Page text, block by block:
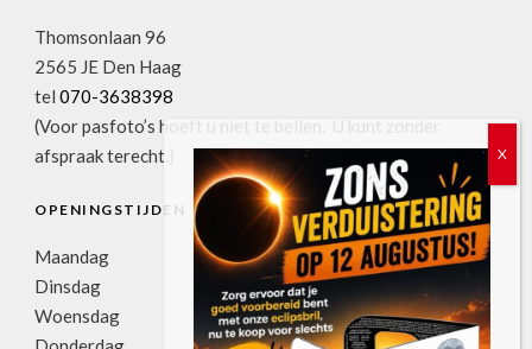
Thomsonlaan 96
2565 JE Den Haag
tel 070-3638398
(Voor pasfoto’s hoeft u niet te bellen. U kunt zonder
afspraak terecht.)
OPENINGSTIJDEN
Maandag
11:00u-17:30u
Dinsdag
09:00u-17:30u
Woensdag
09:00u-17:30u